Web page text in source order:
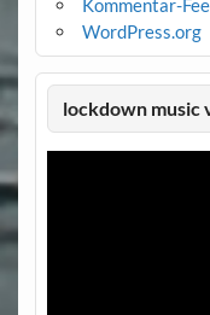
WordPress.org
lockdown music
Video-